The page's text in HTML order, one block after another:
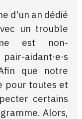
d'un an dédié
un trouble
est non-
aidant·e·s
que notre
pour toutes et
certains
Alors,